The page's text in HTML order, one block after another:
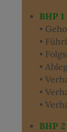
BHP 1
•
•
•
•
•
•
•
BHP 2